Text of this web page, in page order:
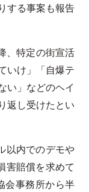
する事案も報告
、特定の街宣活
いけ」「自爆テ
い」などのヘイ
返し受けたとい
以内でのデモや
害賠償を求めて
会事務所から半